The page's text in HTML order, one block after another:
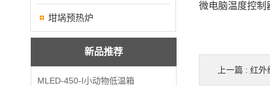
坩埚预热炉
新品推荐
MLED-450-I小动物低温箱
微电脑温度控制
上一篇 : 红外